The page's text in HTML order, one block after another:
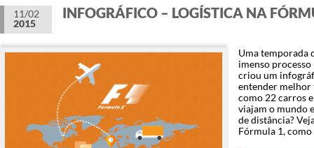
11/02
2015
INFOGRÁFICO – LOGÍSTICA NA
Uma temporada
imenso
criou um
entender melhor
como 22 carros
viajam o mundo
de distância?
Fórmula 1,